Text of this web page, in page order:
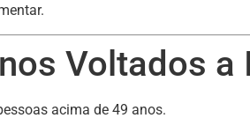
Voltados a
acima de 49 anos.